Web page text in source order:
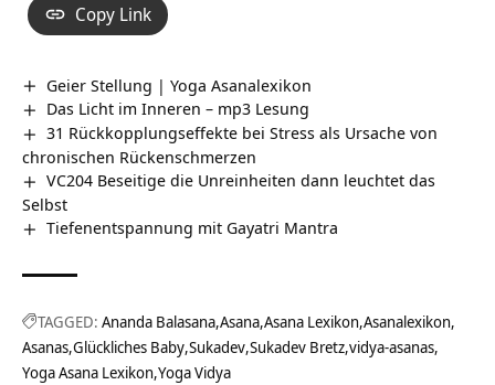
Copy Link
Geier Stellung | Yoga Asanalexikon
Das Licht im Inneren – mp3 Lesung
31 Rückkopplungseffekte bei Stress als Ursache von
chronischen Rückenschmerzen
VC204 Beseitige die Unreinheiten dann leuchtet das
Selbst
Tiefenentspannung mit Gayatri Mantra
TAGGED: Ananda Balasana Asana Asana Lexikon Asanalexikon
Asanas Glückliches Baby Sukadev Sukadev Bretz vidya-asanas
Yoga Asana Lexikon Yoga Vidya